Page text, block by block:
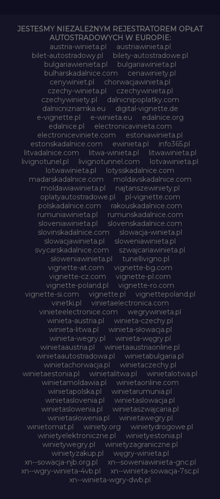
JESTEŚMY NIEZALEŻNYM REJESTRATOREM OPŁAT
AUTOSTRADOWYCH W EUROPIE:
austria-winieta.pl
austriawinieta.pl
bilet-autostradowy.pl
bilety-autostradowe.pl
bulgariawienieta.pl
bulgariawinieta.pl
bulharskadalnice.com
cenawiniety.pl
cenywiniet.pl
chorwacjawinieta.pl
czechy-winieta.pl
czechywinieta.pl
czechywiniety.pl
dalnicnipoplatky.com
dalnicniznamka.eu
digital-vignette.de
e-vignette.pl
e-winieta.eu
edalnice.org
edalnice.pl
electronicavinieta.com
electroniceviniete.com
estoniawinieta.pl
estonskadalnice.com
ewinieta.pl
info365.pl
litvadalnice.com
litwa-winieta.pl
litwawinieta.pl
livignotunel.pl
livignotunnel.com
lotvawinieta.pl
lotwawinieta.pl
lotysskadalnice.com
madarskadalnice.com
moldavskadalnice.com
moldawiawinieta.pl
najtanszewiniety.pl
oplatyautostradowe.pl
pl-vignette.com
polskadalnice.com
rakouskadalnice.com
rumuniawinieta.pl
rumunskadalnice.com
sloveniawinieta.pl
slovenskadalnice.com
slovinskadalnice.com
slowacja-winieta.pl
slowacjawinieta.pl
sloweniawinieta.pl
svycarskadalnice.com
szwajcariawinieta.pl
słoweniawinieta.pl
tunellivigno.pl
vignette-at.com
vignette-bg.com
vignette-cz.com
vignette-pl.com
vignette-poland.pl
vignette-ro.com
vignette-si.com
vignette.pl
vignettepoland.pl
vinetki.pl
vinietaelectronica.com
vinieteelectronice.com
wegrywinieta.pl
winieta-austria.pl
winieta-czechy.pl
winieta-litwa.pl
winieta-słowacja.pl
winieta-wegry.pl
winieta-węgry.pl
winietaaustria.pl
winietaaustriaonline.pl
winietaautostradowa.pl
winietabulgaria.pl
winietachorwacja.pl
winietaczechy.pl
winietaestonia.pl
winietalitwa.pl
winietalotwa.pl
winietamoldawia.pl
winietaonline.com
winietapolska.pl
winietarumunia.pl
winietaslovenia.pl
winietaslowacja.pl
winietaslowenia.pl
winietaszwajcaria.pl
winietasłowenia.pl
winietawegry.pl
winietomat.pl
winiety.org
winietydrogowe.pl
winietyelektroniczne.pl
winietyestonia.pl
winietywegry.pl
winietyzagraniczne.pl
winietyzakup.pl
węgry-winieta.pl
xn--sowacja-njb.org.pl
xn--soweniawinieta-gnc.pl
xn--wgry-winieta-4vb.pl
xn--winieta-sowacja-7sc.pl
xn--winieta-wgry-dwb.pl